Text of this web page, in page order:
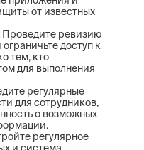
от известных
Проведите ревизию
доступ к
тем, кто
для выполнения
регулярные
для сотрудников,
о возможных
регулярное